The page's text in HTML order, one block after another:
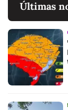
Últimas